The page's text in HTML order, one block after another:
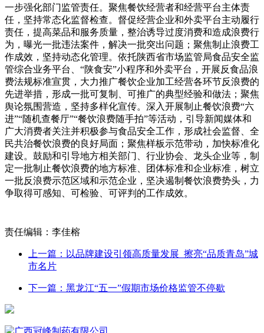
一步强化部门监管责任。聚焦餐饮经营者和经营平台主体责
任，坚持常态化监督检查。督促经营企业和外卖平台主动履行
责任，提高菜品和服务质量，整治诱导过度消费和造成浪费行
为，曝光一批违法案件，解决一批突出问题；聚焦制止浪费工
作成效，坚持动态化管理。依托陕西省市场监管局食品安全监
管综合业务平台、“陕食安”小程序和外卖平台，开展反食品浪
费法规标准宣贯，大力推广餐饮企业加工经营各环节反浪费的
先进举措，形成一批可复制、可推广的典型经验和做法；聚焦
舆论氛围营造，坚持多样化宣传。深入开展制止餐饮浪费“六
进”“随机查餐厅”“餐饮浪费随手拍”等活动，引导新闻媒体和
广大消费者关注并积极参与食品安全工作，形成社会监督、全
民共治餐饮浪费的良好局面；聚焦样板示范带动，加快标准化
建设。鼓励和引导地方相关部门、行业协会、龙头企业等，制
定一批制止餐饮浪费的地方标准、团体标准和企业标准，树立
一批反浪费示范区域和示范企业，坚决遏制餐饮浪费势头，力
争取得可感知、可检验、可评判的工作成效。
责任编辑：李佳榕
上一篇：以品牌建设引领高质量发展 擦亮“品质青岛”城
市名片
下一篇：黑龙江“五一”假期市场价格监管不停歇